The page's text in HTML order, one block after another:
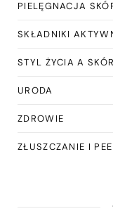
PIELĘGNACJA
SKŁADNIKI
STYL ŻYCIA A
URODA
ZDROWIE
ZŁUSZCZANIE I